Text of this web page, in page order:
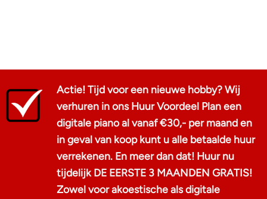
Actie! Tijd voor een nieuwe hobby? Wij
verhuren in ons Huur Voordeel Plan een
digitale piano al vanaf €30,- per maand en
in geval van koop kunt u alle betaalde huur
verrekenen. En meer dan dat! Huur nu
tijdelijk DE EERSTE 3 MAANDEN GRATIS!
Zowel voor akoestische als digitale